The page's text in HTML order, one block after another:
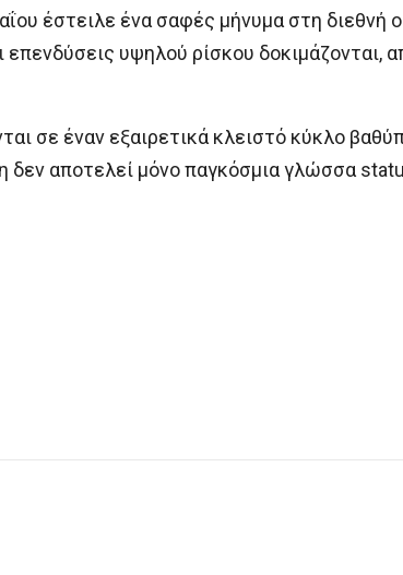
έστειλε ένα σαφές μήνυμα στη διεθνή
υψηλού ρίσκου δοκιμάζονται,
σε έναν εξαιρετικά κλειστό κύκλο
δεν αποτελεί μόνο παγκόσμια γλώσσα